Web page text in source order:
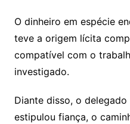
O dinheiro em espécie
teve a origem lícita
compatível com o
investigado.
Diante disso, o
estipulou fiança, o